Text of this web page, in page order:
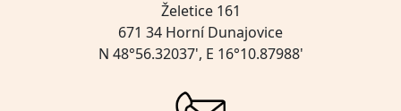
Želetice 161
671 34 Horní Dunajovice
N 48°56.32037', E 16°10.87988'